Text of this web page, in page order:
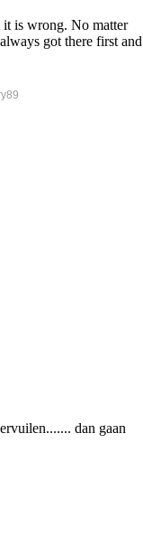
is wrong. No matter
got there first and
dan gaan